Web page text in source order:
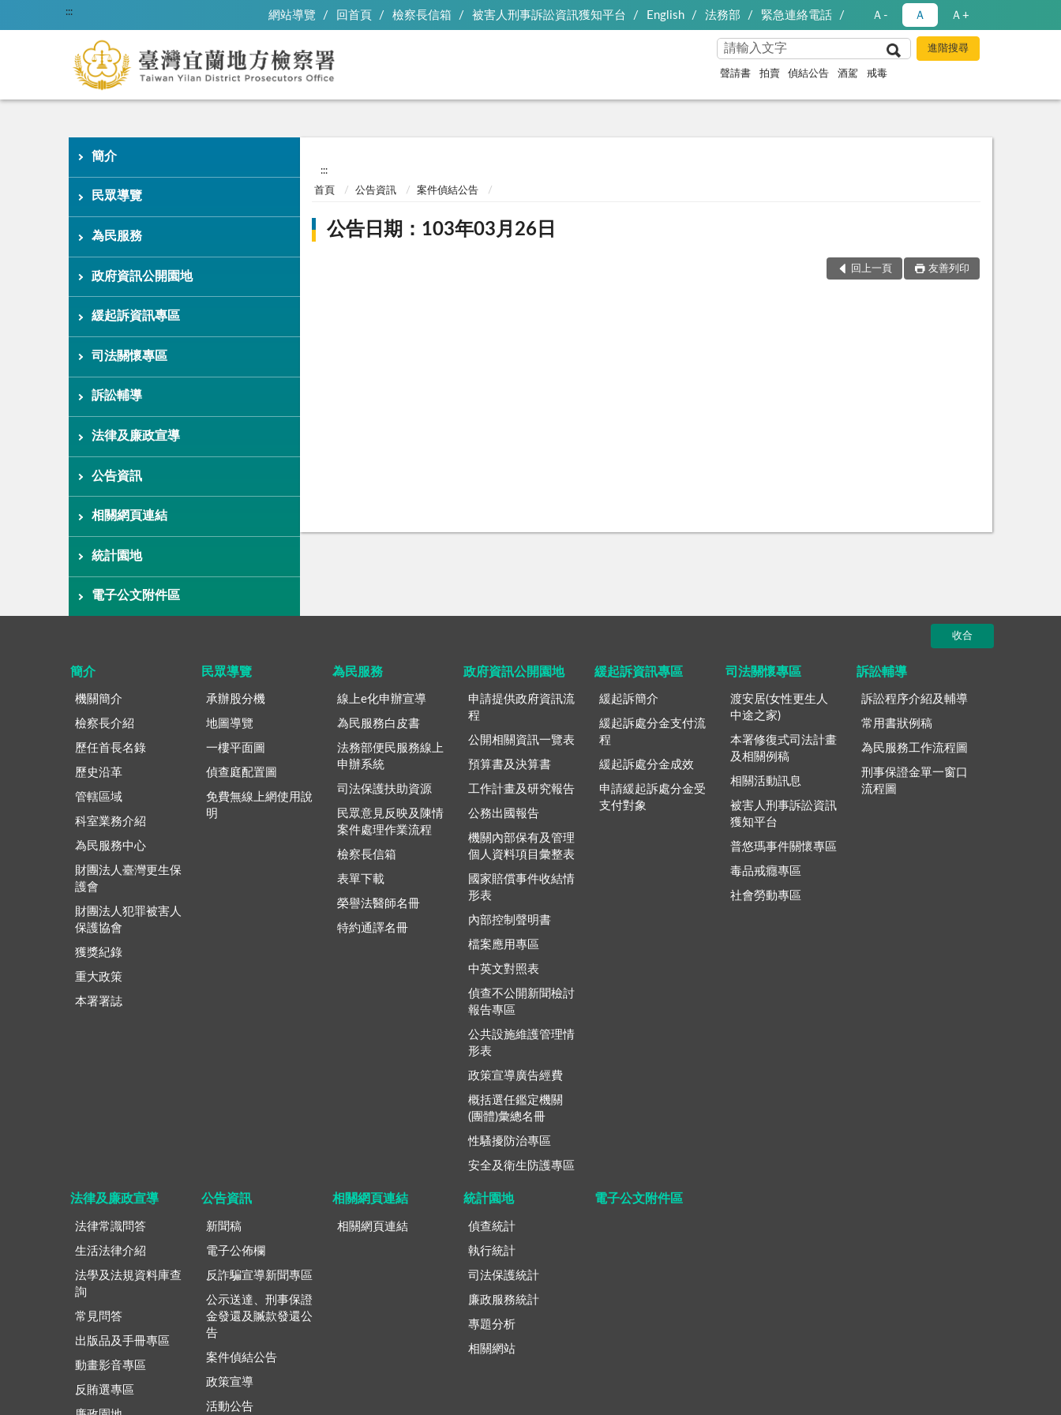
::: 網站導覽 回首頁 檢察長信箱 被害人刑事訴訟資訊獲知平台 English 法務部 緊急連絡電話 Ａ- Ａ Ａ+
聲請書 拍賣 偵結公告 酒駕 戒毒
簡介
民眾導覽
為民服務
政府資訊公開園地
緩起訴資訊專區
司法關懷專區
訴訟輔導
法律及廉政宣導
公告資訊
相關網頁連結
統計園地
電子公文附件區
:::
首頁 公告資訊 案件偵結公告
公告日期：103年03月26日
回上一頁 友善列印
收合
簡介
機關簡介
檢察長介紹
歷任首長名錄
歷史沿革
管轄區域
科室業務介紹
為民服務中心
財團法人臺灣更生保
護會
財團法人犯罪被害人
保護協會
獲獎紀錄
重大政策
本署署誌
民眾導覽
承辦股分機
地圖導覽
一樓平面圖
偵查庭配置圖
免費無線上網使用說
明
為民服務
線上e化申辦宣導
為民服務白皮書
法務部便民服務線上
申辦系統
司法保護扶助資源
民眾意見反映及陳情
案件處理作業流程
檢察長信箱
表單下載
榮譽法醫師名冊
特約通譯名冊
政府資訊公開園地
申請提供政府資訊流
程
公開相關資訊一覽表
預算書及決算書
工作計畫及研究報告
公務出國報告
機關內部保有及管理
個人資料項目彙整表
國家賠償事件收結情
形表
內部控制聲明書
檔案應用專區
中英文對照表
偵查不公開新聞檢討
報告專區
公共設施維護管理情
形表
政策宣導廣告經費
概括選任鑑定機關
(團體)彙總名冊
性騷擾防治專區
安全及衛生防護專區
緩起訴資訊專區
緩起訴簡介
緩起訴處分金支付流
程
緩起訴處分金成效
申請緩起訴處分金受
支付對象
司法關懷專區
渡安居(女性更生人
中途之家)
本署修復式司法計畫
及相關例稿
相關活動訊息
被害人刑事訴訟資訊
獲知平台
普悠瑪事件關懷專區
毒品戒癮專區
社會勞動專區
訴訟輔導
訴訟程序介紹及輔導
常用書狀例稿
為民服務工作流程圖
刑事保證金單一窗口
流程圖
法律及廉政宣導
法律常識問答
生活法律介紹
法學及法規資料庫查
詢
常見問答
出版品及手冊專區
動畫影音專區
反賄選專區
公告資訊
新聞稿
電子公佈欄
反詐騙宣導新聞專區
公示送達、刑事保證
金發還及贓款發還公
告
案件偵結公告
政策宣導
活動公告
相關網頁連結
相關網頁連結
統計園地
偵查統計
執行統計
司法保護統計
廉政服務統計
專題分析
相關網站
電子公文附件區